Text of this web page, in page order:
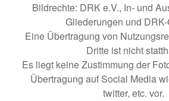
Bildrechte: DRK e.V., In- und
Gliederungen und
Eine Übertragung von
Dritte ist nicht
Es liegt keine Zustimmung der
Übertragung auf Social Media
twitter, etc. vor.